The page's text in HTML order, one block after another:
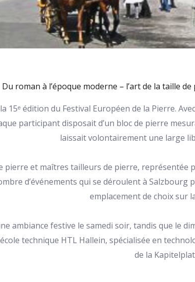
Du roman à l’époque moderne – l’art de la taille
15ᵉ édition du Festival Européen de la Pierre.
participant disposait d’un bloc de pierre
laissait volontairement une large
pierre et maîtres tailleurs de pierre,
d’événements qui se déroulent à
emplacement de choix sur
ambiance festive le samedi soir, tandis que le
technique HTL Hallein, spécialisée en
de la